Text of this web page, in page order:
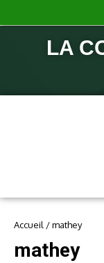
LA
Accueil /mathey
mathey